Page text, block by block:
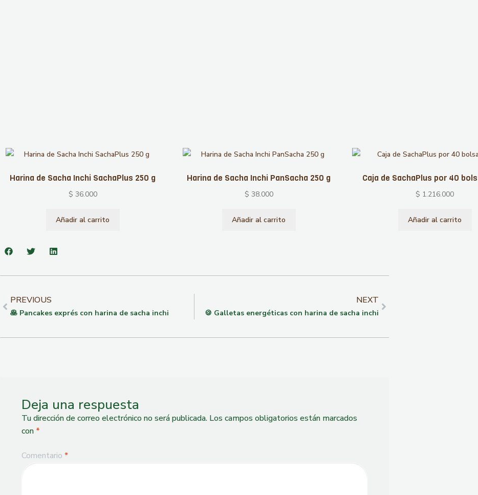
Harina de Sacha Inchi SachaPlus 250 g
$ 36.000
Añadir al carrito
Harina de Sacha Inchi PanSacha 250 g
$ 38.000
Añadir al carrito
Caja de SachaPlus por 40
$ 1.216.000
Añadir al carrito
PREVIOUS
🥞 Pancakes exprés con harina de sacha inchi
NEXT
🍪 Galletas energéticas con harina de sacha inchi
Deja una respuesta
Tu dirección de correo electrónico no será publicada. Los campos obligatorios están marcados
con *
Comentario *